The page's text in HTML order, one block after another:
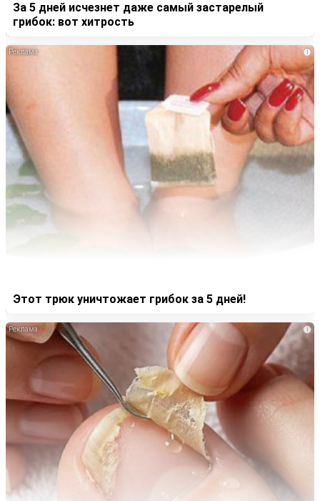
За 5 дней исчезнет даже самый застарелый
грибок: вот хитрость
i
Этот трюк уничтожает грибок за 5 дней!
i